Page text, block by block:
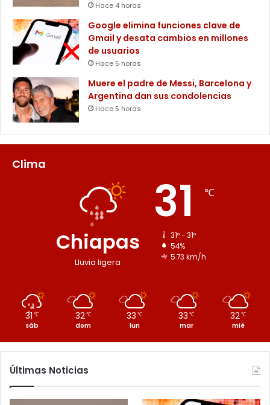
Hace 4 horas
Google elimina funciones clave de
Gmail y desata cambios en millones
de usuarios
Hace 5 horas
Muere el padre de Messi, Barcelona y
Argentina dan sus condolencias
Hace 5 horas
Clima
Chiapas
Lluvia ligera
31 ℃
31º - 31º
54%
5.73 km/h
31 ℃
sáb
32 ℃
dom
33 ℃
lun
33 ℃
mar
32℃
mié
Últimas Noticias